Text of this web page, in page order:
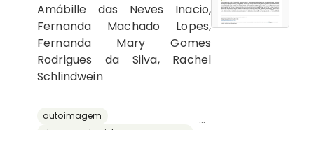
Amábille das Neves Inacio,
Fernanda Machado Lopes,
Fernanda Mary Gomes
Rodrigues da Silva, Rachel
Schlindwein
autoimagem
...